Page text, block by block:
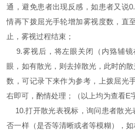
通，避免患者出现反感，如患者又说
情再下拨屈光手轮增加雾视度数，直
止，雾视过程结束；
9.雾视后，将左眼关闭（内臵辅镜
眼，如有散光，则去掉散光，此时的
数，可记录下来作为参考，上拨屈光
右即可，酌情处理；（以上均为查看E
10.打开散光表视标，询问患者散光
否一样（是否等清晰或者等模糊），